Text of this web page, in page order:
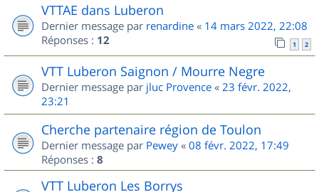
VTTAE dans Luberon
Dernier message par renardine « 14 mars 2022, 22:08
Réponses : 12 1 2
VTT Luberon Saignon / Mourre Negre
Dernier message par jluc Provence « 23 févr. 2022,
23:21
Cherche partenaire région de Toulon
Dernier message par Pewey « 08 févr. 2022, 17:49
Réponses : 8
VTT Luberon Les Borrys